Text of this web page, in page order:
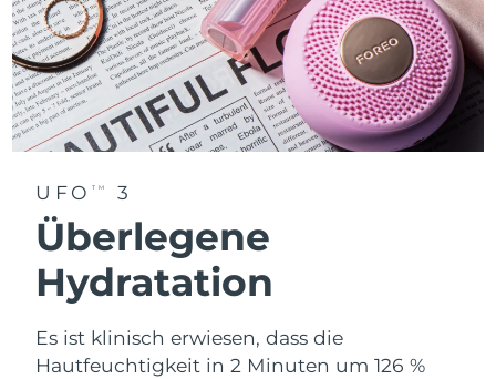
UFO TM 3
Überlegene
Hydratation
Es ist klinisch erwiesen, dass die
Hautfeuchtigkeit in 2 Minuten um 126 %